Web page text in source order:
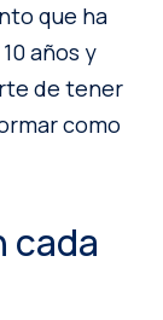
que ha
años y
de tener
como
cada